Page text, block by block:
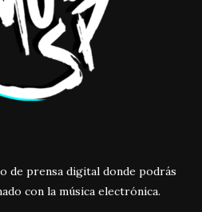
de prensa digital donde podrás
con la música electrónica.